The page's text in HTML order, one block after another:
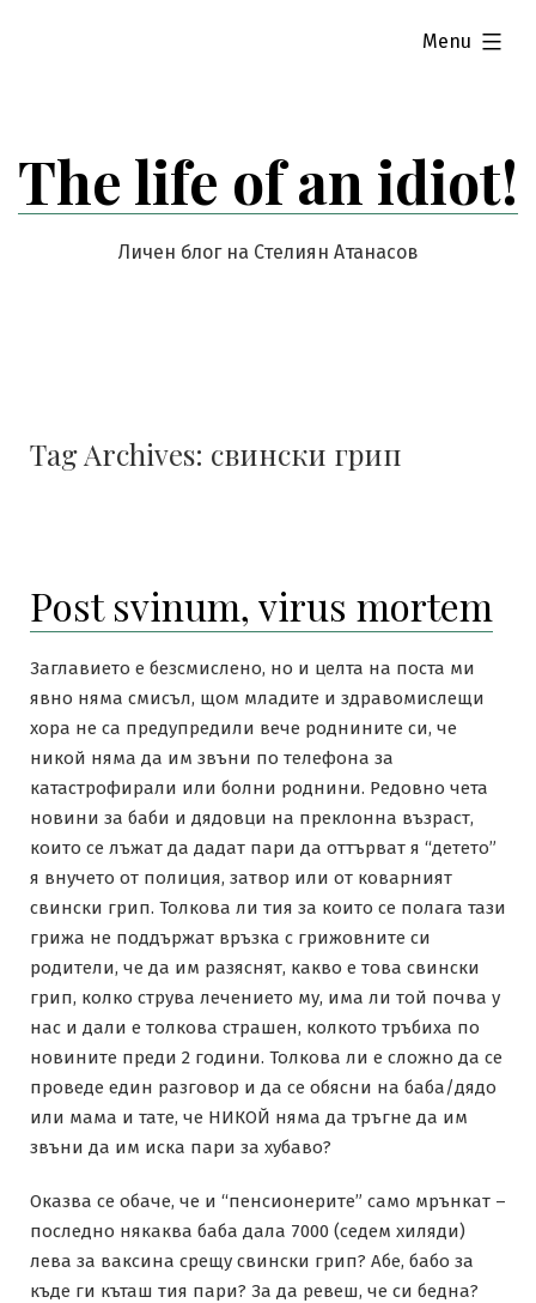
The life of an idiot!
Личен блог на Стелиян Атанасов
Menu
expanded
Tag Archives: свински грип
Post svinum, virus mortem
Заглавието е безсмислено, но и целта на поста ми
явно няма смисъл, щом младите и здравомислещи
хора не са предупредили вече роднините си, че
никой няма да им звъни по телефона за
катастрофирали или болни роднини. Редовно чета
новини за баби и дядовци на преклонна възраст,
които се лъжат да дадат пари да оттърват я “детето”
я внучето от полиция, затвор или от коварният
свински грип. Толкова ли тия за които се полага тази
грижа не поддържат връзка с грижовните си
родители, че да им разяснят, какво е това свински
грип, колко струва лечението му, има ли той почва у
нас и дали е толкова страшен, колкото тръбиха по
новините преди 2 години. Толкова ли е сложно да се
проведе един разговор и да се обясни на баба/дядо
или мама и тате, че НИКОЙ няма да тръгне да им
звъни да им иска пари за хубаво?
Оказва се обаче, че и “пенсионерите” само мрънкат –
последно някаква баба дала 7000 (седем хиляди)
лева за ваксина срещу свински грип? Абе, бабо за
къде ги къташ тия пари? За да ревеш, че си бедна?